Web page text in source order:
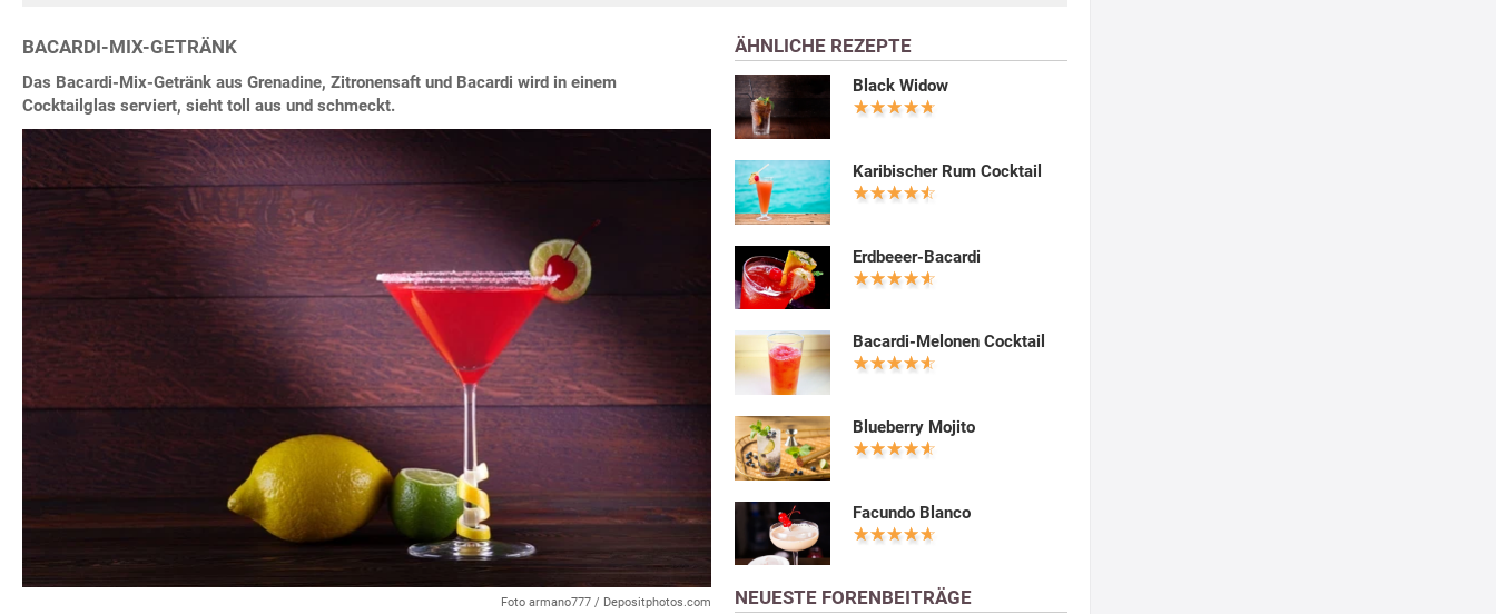
BACARDI-MIX-GETRÄNK
Das Bacardi-Mix-Getränk aus Grenadine, Zitronensaft und Bacardi wird in einem
Cocktailglas serviert, sieht toll aus und schmeckt.
Foto armano777 / Depositphotos.com
ÄHNLICHE REZEPTE
Black Widow
Karibischer Rum Cocktail
Erdbeeer-Bacardi
Bacardi-Melonen Cocktail
Blueberry Mojito
Facundo Blanco
NEUESTE FORENBEITRÄGE